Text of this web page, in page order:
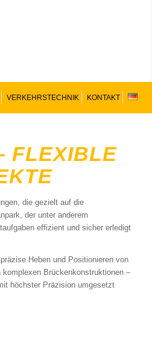
VERKEHRSTECHNIK KONTAKT
FLEXIBLE
die gezielt auf die
der unter anderem
effizient und sicher erledigt
Heben und Positionieren von
Brückenkonstruktionen –
höchster Präzision umgesetzt